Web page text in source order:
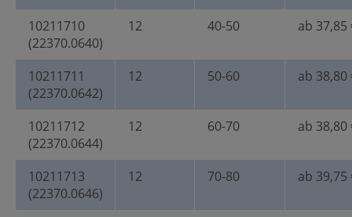
10211710
(22370.0640)
12 40-50 ab 37,85
10211711
(22370.0642)
12 50-60 ab 38,80
10211712
(22370.0644)
12 60-70 ab 38,80
10211713
(22370.0646)
12 70-80 ab 39,75